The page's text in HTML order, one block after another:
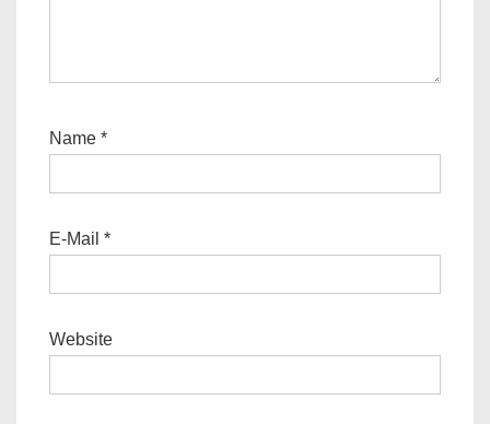
Name *
E-Mail *
Website